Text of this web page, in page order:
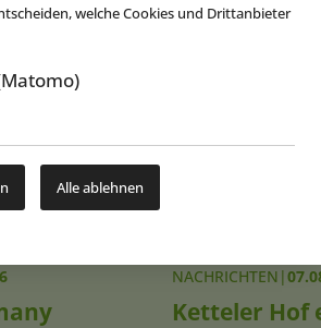
welche Cookies und Drittanbieter
Alle ablehnen
Newsletter
NACHRICHTEN |
Ketteler Hof